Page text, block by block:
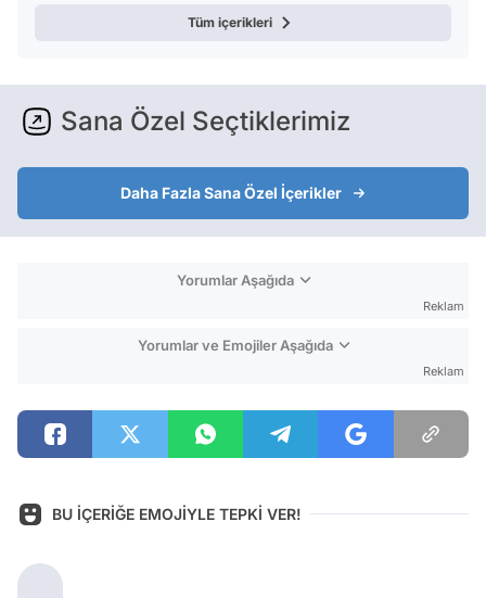
Tüm içerikleri
Sana Özel Seçtiklerimiz
Daha Fazla Sana Özel İçerikler
Yorumlar Aşağıda
Reklam
Yorumlar ve Emojiler Aşağıda
Reklam
BU İÇERİĞE EMOJİYLE TEPKİ VER!